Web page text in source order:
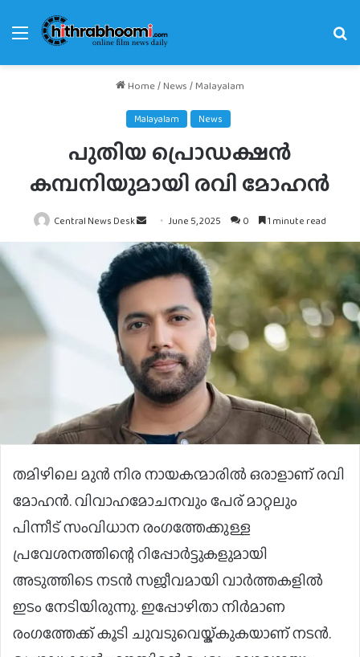
Menu
Home/News / Malayalam
Malayalam News
പുതിയ പ്രൊഡക്ഷൻ
കമ്പനിയുമായി രവി മോഹൻ
Central News Desk
Send
an
email
June 5, 2025 0 1 minute read
തമിഴിലെ മുൻ നിര നായകന്മാരിൽ ഒരാളാണ് രവി
മോഹൻ. വിവാഹമോചനവും പേര് മാറ്റലും
പിന്നീട് സംവിധാന രംഗത്തേക്കുള്ള
പ്രവേശനത്തിന്റെ റിപ്പോര്‍ട്ടുകളുമായി
അടുത്തിടെ നടൻ സജീവമായി വാർത്തകളിൽ
ഇടം നേടിയിരുന്നു. ഇപ്പോഴിതാ നിർമാണ
രംഗത്തേക്ക് കൂടി ചുവടുവെയ്ക്കുകയാണ് നടൻ.